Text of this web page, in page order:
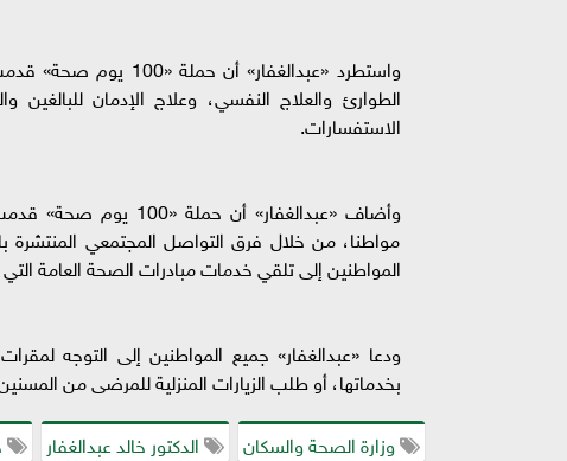
الطوارئ والعلاج النفسي، وعلاج الإدمان للبالغين
الاستفسارات.
مواطنا، من خلال فرق التواصل المجتمعي المنتشرة
المواطنين إلى تلقي خدمات مبادرات الصحة العامة
ودعا «عبدالغفار» جميع المواطنين إلى التوجه
بخدماتها، أو طلب الزيارات المنزلية للمرضى من المسنين،
وزارة الصحة والسكان
الدكتور خالد عبدالغفار